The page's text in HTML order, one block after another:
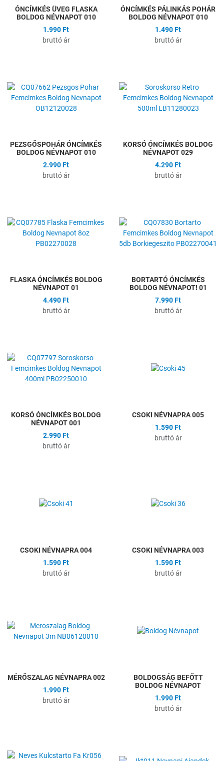
ÓNCÍMKÉS ÜVEG FLASKA
BOLDOG NÉVNAPOT 010
1.990 Ft
bruttó ár
ÓNCÍMKÉS PÁLINKÁS POHÁR
BOLDOG NÉVNAPOT 010
1.490 Ft
bruttó ár
Összehasonlítás
PEZSGŐSPOHÁR ÓNCÍMKÉS
BOLDOG NÉVNAPOT 010
2.990 Ft
bruttó ár
KORSÓ ÓNCÍMKÉS BOLDOG
NÉVNAPOT 029
4.290 Ft
bruttó ár
Összehasonlítás
FLASKA ÓNCÍMKÉS BOLDOG
NÉVNAPOT 01
4.490 Ft
bruttó ár
BORTARTÓ ÓNCÍMKÉS
BOLDOG NÉVNAPOT! 01
7.990 Ft
bruttó ár
Összehasonlítás
KORSÓ ÓNCÍMKÉS BOLDOG
NÉVNAPOT 001
2.990 Ft
bruttó ár
CSOKI NÉVNAPRA 005
1.590 Ft
bruttó ár
Összehasonlítás
CSOKI NÉVNAPRA 004
1.590 Ft
bruttó ár
CSOKI NÉVNAPRA 003
1.590 Ft
bruttó ár
Összehasonlítás
MÉRŐSZALAG NÉVNAPRA 002
1.990 Ft
bruttó ár
BOLDOGSÁG BEFŐTT
BOLDOG NÉVNAPOT
1.990 Ft
bruttó ár